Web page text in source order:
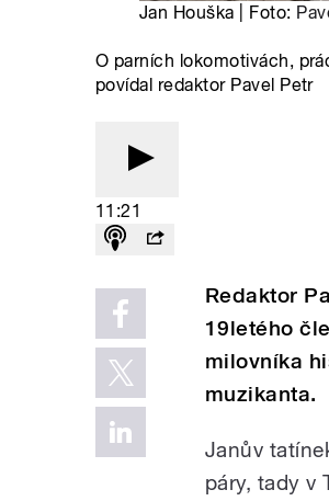
Jan Houška | Foto:
O parních lokomotivách,
povídal redaktor Pavel Petr
11:21
Redaktor
19letého
milovníka
muzikanta.
Janův
páry, tady v